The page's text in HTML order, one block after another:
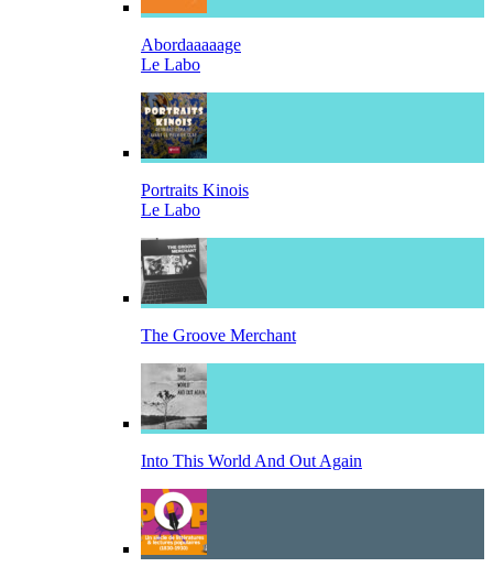
Abordaaaaage
Le Labo
Portraits Kinois
Le Labo
The Groove Merchant
Into This World And Out Again